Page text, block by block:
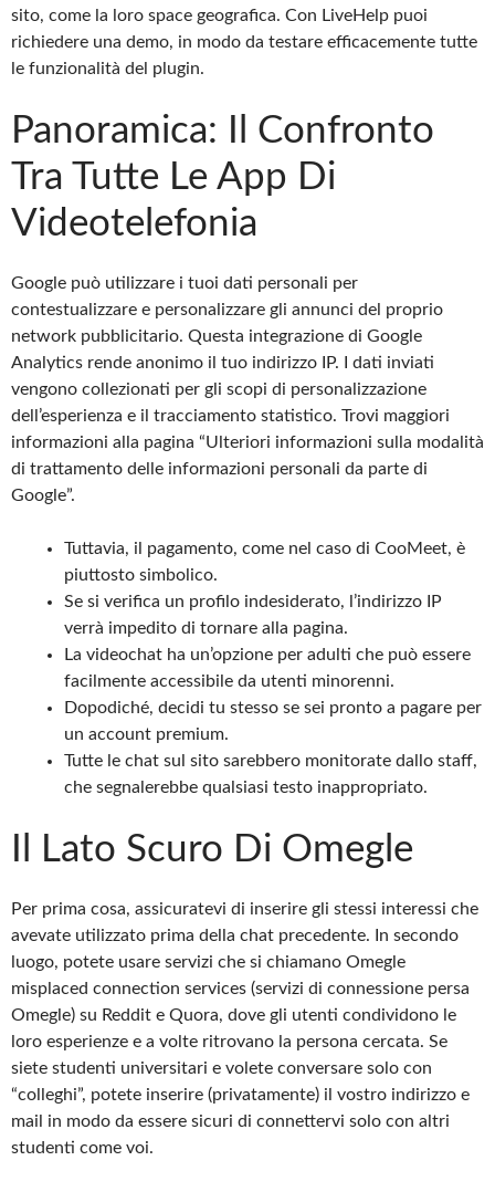
sito, come la loro space geografica. Con LiveHelp puoi
richiedere una demo, in modo da testare efficacemente tutte
le funzionalità del plugin.
Panoramica: Il Confronto
Tra Tutte Le App Di
Videotelefonia
Google può utilizzare i tuoi dati personali per
contestualizzare e personalizzare gli annunci del proprio
network pubblicitario. Questa integrazione di Google
Analytics rende anonimo il tuo indirizzo IP. I dati inviati
vengono collezionati per gli scopi di personalizzazione
dell’esperienza e il tracciamento statistico. Trovi maggiori
informazioni alla pagina “Ulteriori informazioni sulla modalità
di trattamento delle informazioni personali da parte di
Google”.
Tuttavia, il pagamento, come nel caso di CooMeet, è
piuttosto simbolico.
Se si verifica un profilo indesiderato, l’indirizzo IP
verrà impedito di tornare alla pagina.
La videochat ha un’opzione per adulti che può essere
facilmente accessibile da utenti minorenni.
Dopodiché, decidi tu stesso se sei pronto a pagare per
un account premium.
Tutte le chat sul sito sarebbero monitorate dallo staff,
che segnalerebbe qualsiasi testo inappropriato.
Il Lato Scuro Di Omegle
Per prima cosa, assicuratevi di inserire gli stessi interessi che
avevate utilizzato prima della chat precedente. In secondo
luogo, potete usare servizi che si chiamano Omegle
misplaced connection services (servizi di connessione persa
Omegle) su Reddit e Quora, dove gli utenti condividono le
loro esperienze e a volte ritrovano la persona cercata. Se
siete studenti universitari e volete conversare solo con
“colleghi”, potete inserire (privatamente) il vostro indirizzo e
mail in modo da essere sicuri di connettervi solo con altri
studenti come voi.